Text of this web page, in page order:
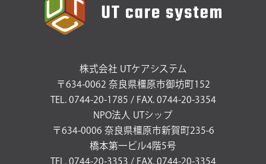
株式会社 UTケアシステム
〒634-0062 奈良県橿原市御坊町152
TEL. 0744-20-1785 / FAX. 0744-20-3354
NPO法人 UTシップ
〒634-0006 奈良県橿原市新賀町235-6
橋本第一ビル4階5号
TEL. 0744-20-3353 / FAX. 0744-20-3354